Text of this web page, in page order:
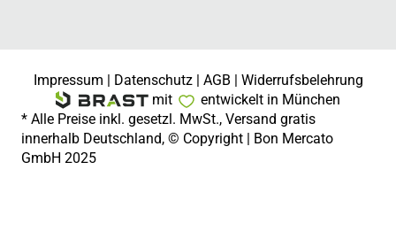
Impressum | Datenschutz| AGB | Widerrufsbelehrung
mit
entwickelt in München
* Alle Preise inkl. gesetzl. MwSt., Versand gratis
innerhalb Deutschland, © Copyright | Bon Mercato
GmbH 2025